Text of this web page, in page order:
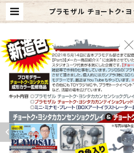
プラモザル チョートク・
ボスペシャルG | プラモ